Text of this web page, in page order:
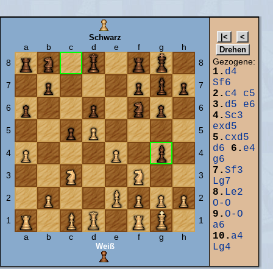
Schwarz
a b c d e f g
h
8
8
7 7
6 6
5 5
4 4
3 3
2 2
1
1
a
b c d e f g h
Weiß
Gezogene:
1. d4
Sf6
2. c4
c5
3. d5
e6
4. Sc3
exd5
5. cxd5
d6
6. e4
g6
7. Sf3
Lg7
8. Le2
O-O
9. O-O
a6
10. a4
Lg4